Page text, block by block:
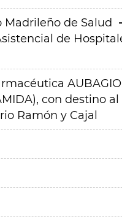
Madrileño de Salud
de
AUBAGIO
con destino
Ramón y Cajal